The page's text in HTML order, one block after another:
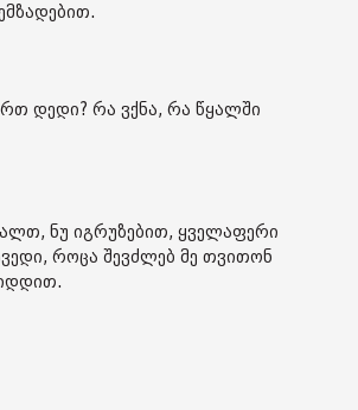
დედი? რა ვქნა, რა წყალში
ნუ იგრუზებით, ყველაფერი
როცა შევძლებ მე თვითონ